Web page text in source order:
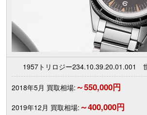
1957トリロジー234.10.39.20.01.001
2018年5月 買取相場: ～550,000円
2019年12月 買取相場: ～400,000円